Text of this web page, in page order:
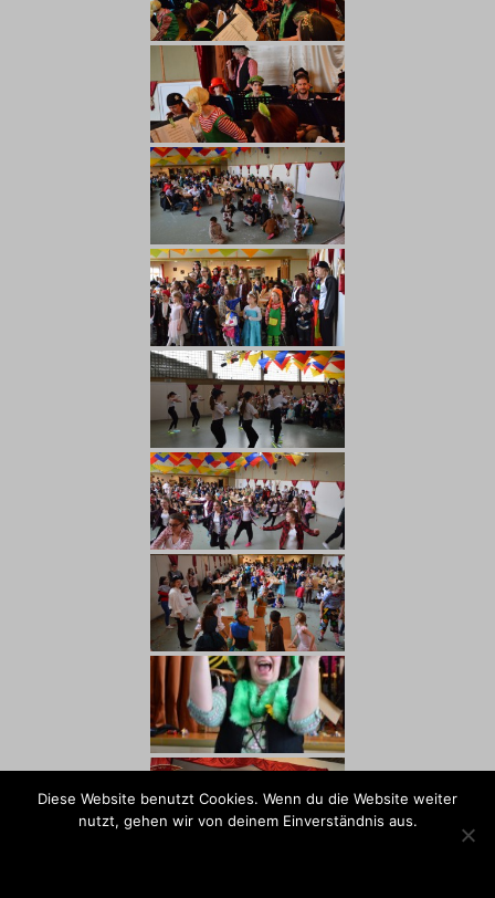
Diese Website benutzt Cookies. Wenn du die Website weiter
nutzt, gehen wir von deinem Einverständnis aus.